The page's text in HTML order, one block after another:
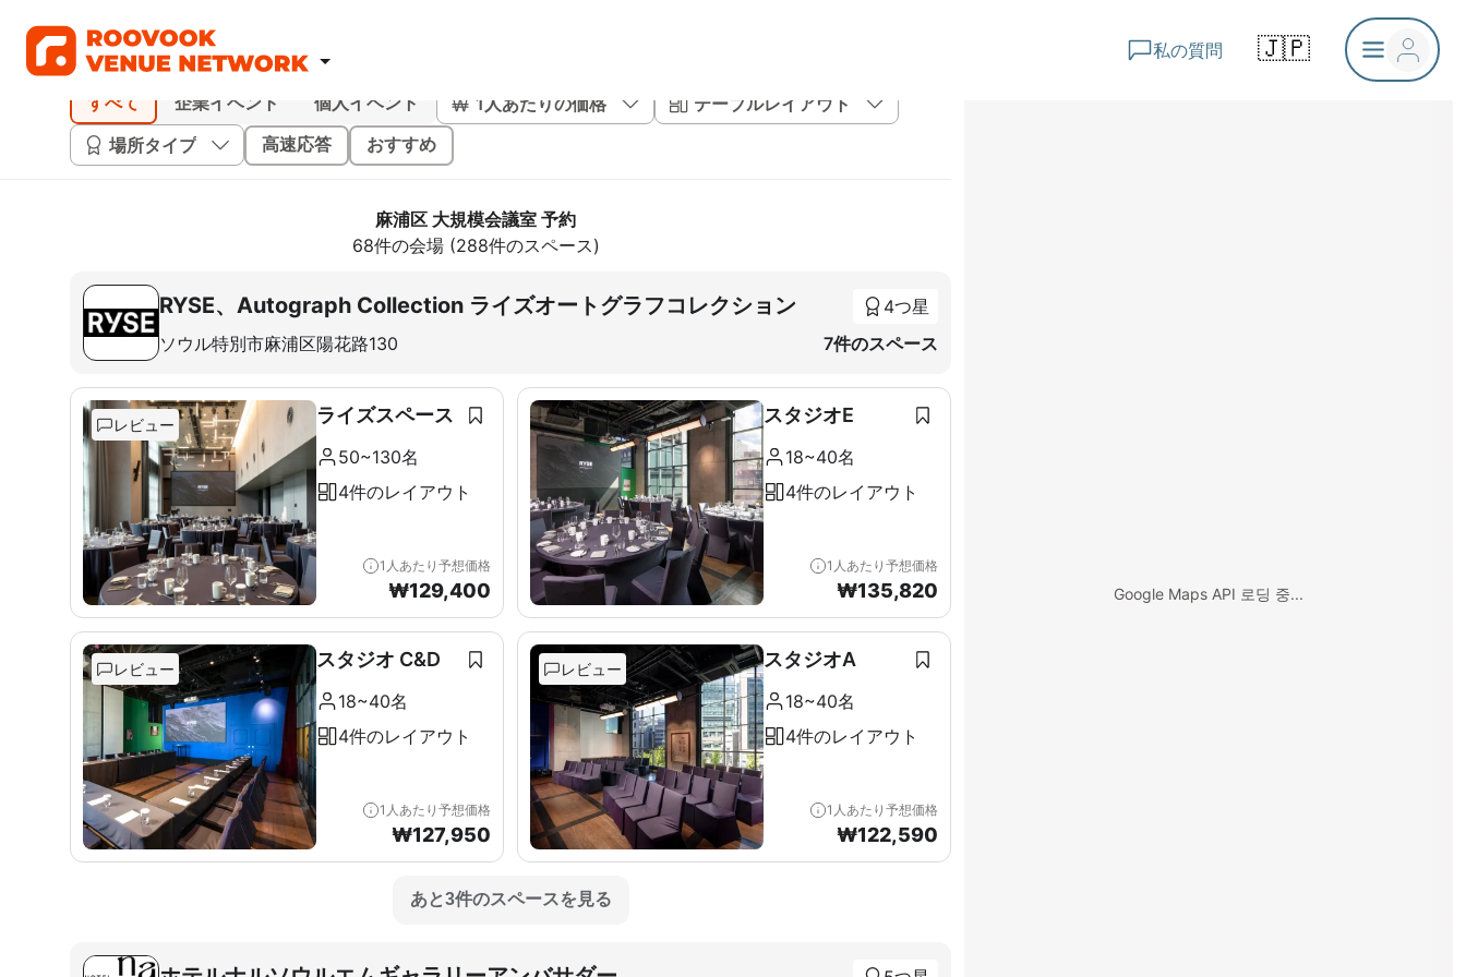
私の質問 🇯🇵
すべて 企業イベント 個人イベント 1人あたりの価格
テーブルレイアウト
場所タイプ
高速応答 おすすめ
麻浦区 大規模会議室 予約
68件の会場 (288件のスペース)
RYSE、Autograph Collection ライズオートグラフコレクション
ソウル特別市麻浦区陽花路130
4つ星
7件のスペース
レビュー ライズスペース
50~130名
4件のレイアウト
1人あたり予想価格
₩129,400
スタジオE
18~40名
4件のレイアウト
1人あたり予想価格
₩135,820
レビュー スタジオ C&D
18~40名
4件のレイアウト
1人あたり予想価格
₩127,950
レビュー スタジオA
18~40名
4件のレイアウト
1人あたり予想価格
₩122,590
あと3件のスペースを見る
Google Maps API 로딩 중...